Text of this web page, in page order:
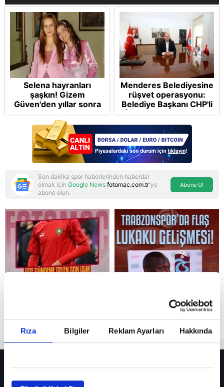
Rıza Bilgiler Reklam Ayarları Hakkında
Reddet
Selena hayranları
şaşkın! Gizem
Güven'den yıllar sonra
gelen Cansu Demirci
itirafı! "Konuşmuyoruz"
Menderes Belediyesine
rüşvet operasyonu:
Belediye Başkanı CHP'li
İlkay Çiçek tutuklandı
Son dakika spor haberlerinden haberdar
olmak için Google News fotomac.com.tr'ye
abone olun.
Abone Ol